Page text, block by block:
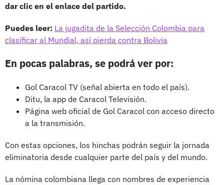
dar clic en el enlace del partido.
Puedes leer: La jugadita de la Selección Colombia para
clasificar al Mundial, así pierda contra Bolivia
En pocas palabras, se podrá ver por:
Gol Caracol TV (señal abierta en todo el país).
Ditu, la app de Caracol Televisión.
Página web oficial de Gol Caracol con acceso directo
a la transmisión.
Con estas opciones, los hinchas podrán seguir la jornada
eliminatoria desde cualquier parte del país y del mundo.
La nómina colombiana llega con nombres de experiencia